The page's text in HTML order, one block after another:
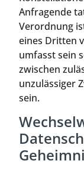
Anfragende
Verordnung
eines Dritten
umfasst sein
zwischen
unzulässiger
sein.